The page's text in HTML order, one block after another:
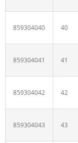
859304040 40
859304041 41
859304042 42
859304043 43